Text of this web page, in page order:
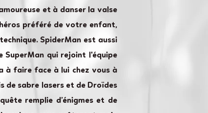
et à danser la valse
héros préféré de votre enfant,
SpiderMan est aussi
SuperMan qui rejoint l'équipe
à faire face à lui chez vous à
de sabre lasers et de Droïdes
remplie d’énigmes et de